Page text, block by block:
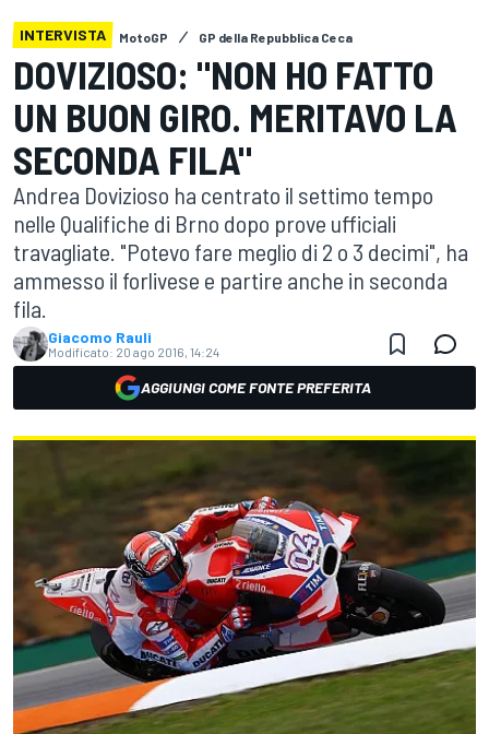
INTERVISTA MotoGP GP della Repubblica Ceca
DOVIZIOSO: "NON HO FATTO
UN BUON GIRO. MERITAVO LA
SECONDA FILA"
Andrea Dovizioso ha centrato il settimo tempo
nelle Qualifiche di Brno dopo prove ufficiali
travagliate. "Potevo fare meglio di 2 o 3 decimi", ha
ammesso il forlivese e partire anche in seconda
fila.
Giacomo Rauli
Modificato: 20 ago 2016, 14:24
AGGIUNGI COME FONTE PREFERITA